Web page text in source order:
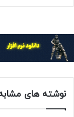
واتس‌اپ
نوشته های